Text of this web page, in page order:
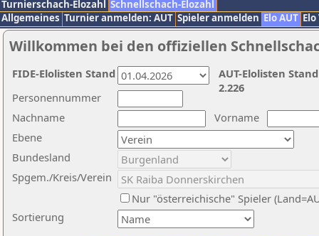
Turnierschach-Elozahl Schnellschach-Elozahl
Allgemeines Turnier anmelden: AUT Spieler anmelden Elo AUT
Willkommen bei den offiziellen
Nachname
Vorname
Ebene
Sortierung
Personennummer
Bundesland
Spgem./Kreis/Verein
Nur "österreichische" Spieler
AUT-Elolisten
2.226
FIDE-Elolisten Stand